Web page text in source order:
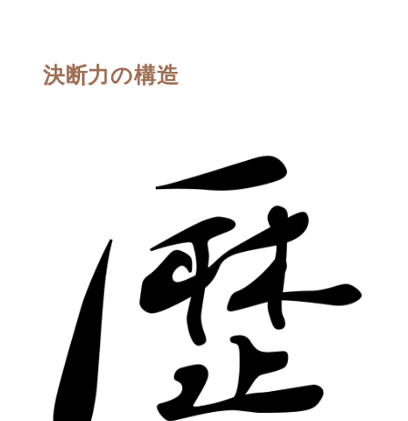
決断力の構造